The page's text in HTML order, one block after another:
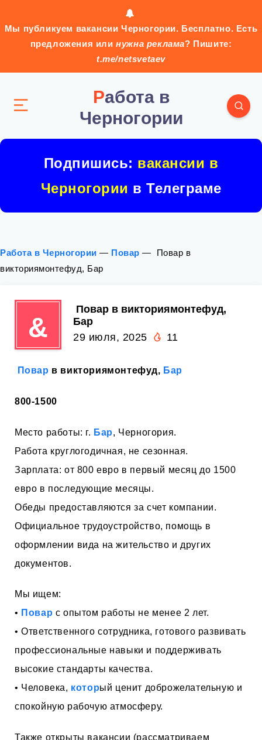
Мы публикуем вакансии Черногории. Бесплатно. Есть
предложения илинужна реклама? Пишите:
t.me/netsvetaev
Работа в
Черногории
Подпишись: вакансии в
Черногории в Телеграме
Работа в Черногории — Повар —
‍ Повар в
викториямонтефуд, Бар
&
‍ Повар в викториямонтефуд,
Бар
29 июля, 2025
11
Повар в викториямонтефуд, Бар
800-1500
Место работы: г. Бар, Черногория.
Работа круглогодичная, не сезонная.
Зарплата: от 800 евро в первый месяц до 1500
евро в последующие месяцы.
Обеды предоставляются за счет компании.
Официальное трудоустройство, помощь в
оформлении вида на жительство и других
документов.
Мы ищем:
• Повар с опытом работы не менее 2 лет.
• Ответственного сотрудника, готового развивать
профессиональные навыки и поддерживать
высокие стандарты качества.
• Человека, который ценит доброжелательную и
спокойную рабочую атмосферу.
Также открыты вакансии (рассматриваем